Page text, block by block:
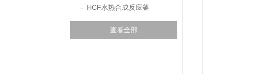
HCF水热合成反应釜
查看全部